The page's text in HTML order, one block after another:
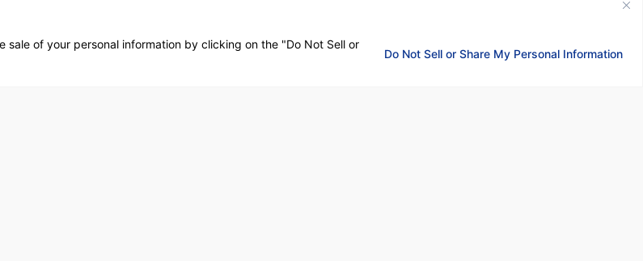
of your personal information by clicking on the "Do Not Sell or
Do Not Sell or Share My Personal Information